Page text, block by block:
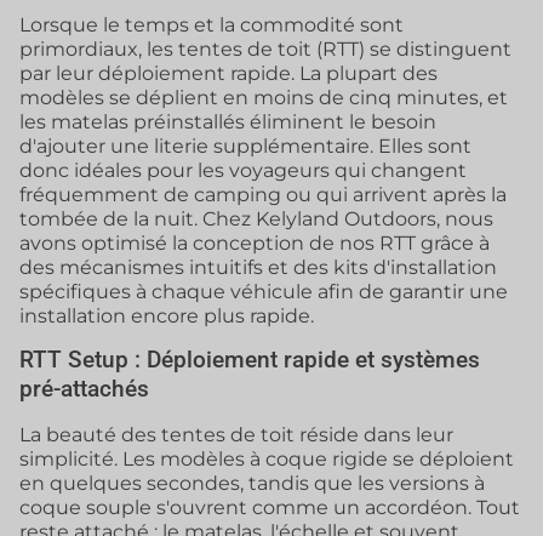
Lorsque le temps et la commodité sont
primordiaux, les tentes de toit (RTT) se distinguent
par leur déploiement rapide. La plupart des
modèles se déplient en moins de cinq minutes, et
les matelas préinstallés éliminent le besoin
d'ajouter une literie supplémentaire. Elles sont
donc idéales pour les voyageurs qui changent
fréquemment de camping ou qui arrivent après la
tombée de la nuit. Chez Kelyland Outdoors, nous
avons optimisé la conception de nos RTT grâce à
des mécanismes intuitifs et des kits d'installation
spécifiques à chaque véhicule afin de garantir une
installation encore plus rapide.
RTT Setup : Déploiement rapide et systèmes
pré-attachés
La beauté des tentes de toit réside dans leur
simplicité. Les modèles à coque rigide se déploient
en quelques secondes, tandis que les versions à
coque souple s'ouvrent comme un accordéon. Tout